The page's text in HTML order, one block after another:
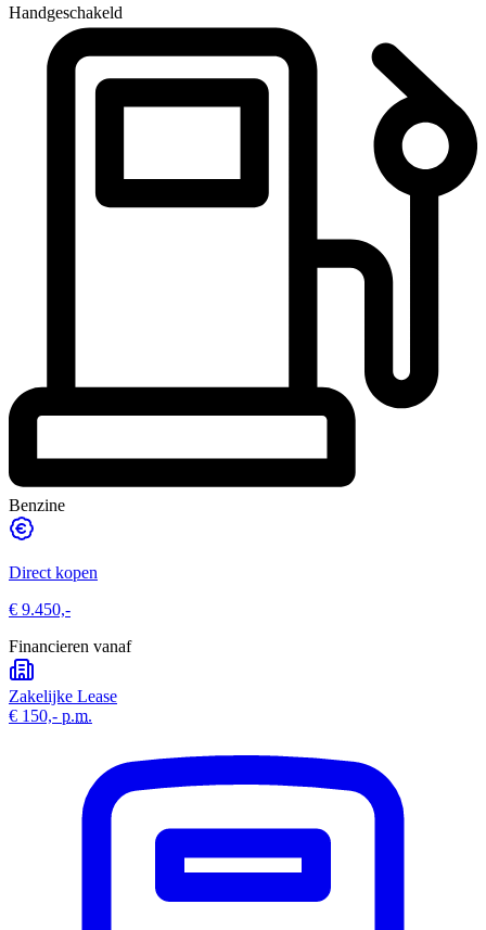
Handgeschakeld
Benzine
Direct kopen
€ 9.450,-
Financieren vanaf
Zakelijke Lease
€ 150,- p.m.